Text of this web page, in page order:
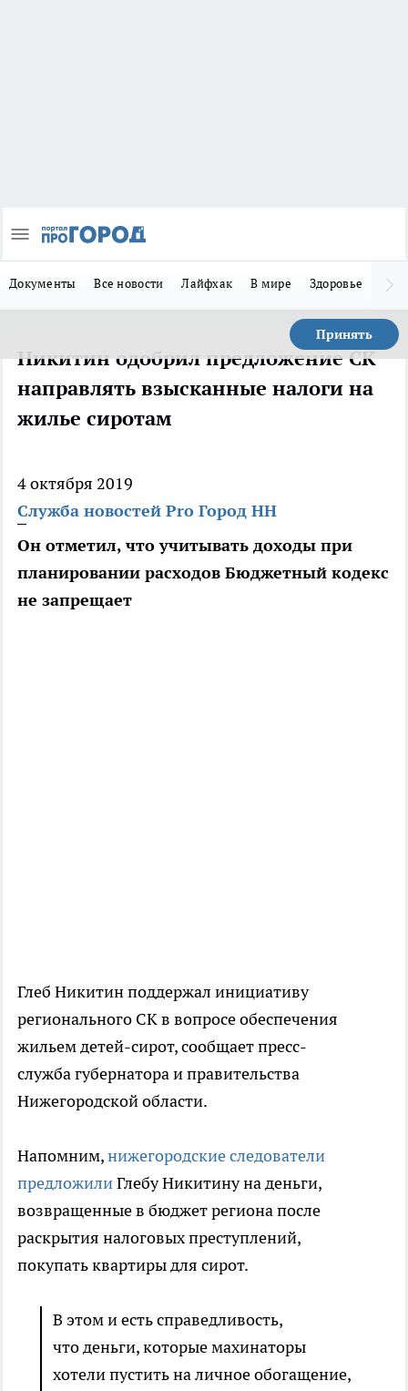
Документы Все новости Лайфхак В мире Здоровье
Принять
Никитин одобрил предложение СК
направлять взысканные налоги на
жилье сиротам
4 октября 2019
Служба новостей Pro Город НН
Он отметил, что учитывать доходы при
планировании расходов Бюджетный кодекс
не запрещает
Глеб Никитин поддержал инициативу
регионального СК в вопросе обеспечения
жильем детей-сирот, сообщает пресс-
служба губернатора и правительства
Нижегородской области.
Напомним,нижегородские следователи
предложилиГлебу Никитину на деньги,
возвращенные в бюджет региона после
раскрытия налоговых преступлений,
покупать квартиры для сирот.
В этом и есть справедливость,
что деньги, которые махинаторы
хотели пустить на личное обогащение,